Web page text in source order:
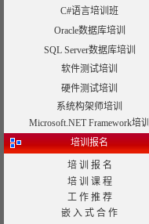
C#语言培训班
Oracle数据库培训
SQL Server数据库培训
软件测试培训
硬件测试培训
系统构架师培训
Microsoft.NET Framework培训
培训报名
培 训 报 名
培 训 课 程
工 作 推 荐
嵌 入 式 合 作